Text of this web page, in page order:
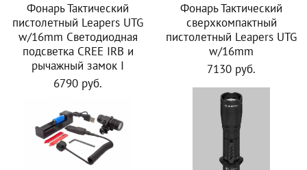
Фонарь Тактический
пистолетный Leapers UTG
w/16mm Светодиодная
подсветка CREE IRB и
рычажный замок I
6790 руб.
Фонарь Тактический
сверхкомпактный
пистолетный Leapers UTG
w/16mm
7130 руб.